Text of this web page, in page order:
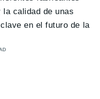
la calidad de unas
en el futuro de la